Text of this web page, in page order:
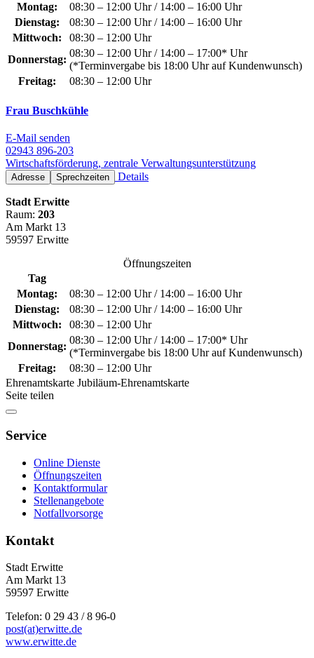
Montag:
08:30 – 12:00 Uhr / 14:00 – 16:00 Uhr
Dienstag:
08:30 – 12:00 Uhr / 14:00 – 16:00 Uhr
Mittwoch:
08:30 – 12:00 Uhr
Donnerstag:
08:30 – 12:00 Uhr / 14:00 – 17:00* Uhr
(*Terminvergabe bis 18:00 Uhr auf Kundenwunsch)
Freitag:
08:30 – 12:00 Uhr
Frau Buschkühle
E-Mail senden
02943 896-203
Wirtschaftsförderung, zentrale Verwaltungsunterstützung
Adresse Sprechzeiten Details
Stadt Erwitte
Raum: 203
Am Markt 13
59597 Erwitte
Öffnungszeiten
Tag
Montag:
08:30 – 12:00 Uhr / 14:00 – 16:00 Uhr
Dienstag:
08:30 – 12:00 Uhr / 14:00 – 16:00 Uhr
Mittwoch:
08:30 – 12:00 Uhr
Donnerstag:
08:30 – 12:00 Uhr / 14:00 – 17:00* Uhr
(*Terminvergabe bis 18:00 Uhr auf Kundenwunsch)
Freitag:
08:30 – 12:00 Uhr
Ehrenamtskarte Jubiläum-Ehrenamtskarte
Seite teilen
Service
Online Dienste
Öffnungszeiten
Kontaktformular
Stellenangebote
Notfallvorsorge
Kontakt
Stadt Erwitte
Am Markt 13
59597 Erwitte
Telefon: 0 29 43 / 8 96-0
post(at)erwitte.de
www.erwitte.de